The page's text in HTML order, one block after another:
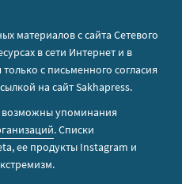
материалов с сайта Сетевого
в сети Интернет и в
с письменного согласия
на сайт Sakhapress.
возможны упоминания
. Списки
ее продукты Instagram и